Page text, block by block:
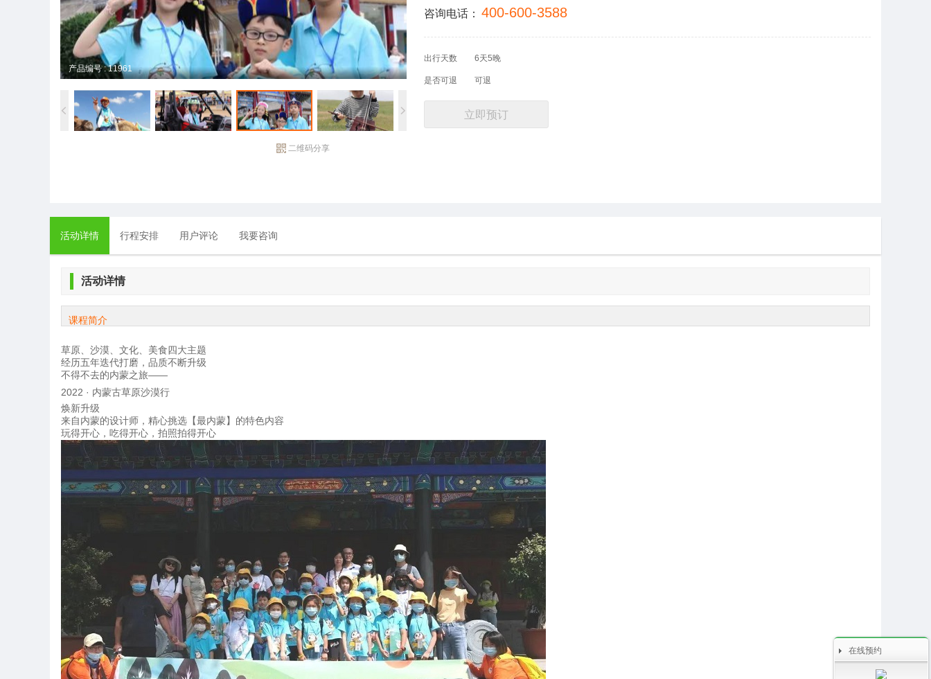
产品编号 : 11961
二维码分享
咨询电话： 400-600-3588
出行天数 6天5晚
是否可退 可退
立即预订
活动详情 行程安排 用户评论 我要咨询
活动详情
课程简介
草原、沙漠、文化、美食四大主题
经历五年迭代打磨，品质不断升级
不得不去的内蒙之旅——
2022 · 内蒙古草原沙漠行
焕新升级
来自内蒙的设计师，精心挑选【最内蒙】的特色内容
玩得开心，吃得开心，拍照拍得开心
在线预约